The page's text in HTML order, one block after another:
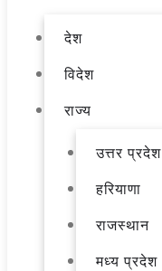
देश
विदेश
राज्य
उत्तर प्रदेश
हरियाणा
राजस्थान
मध्य प्रदेश